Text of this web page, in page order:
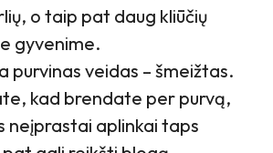
o taip pat daug kliūčių
gyvenime.
purvinas veidas – šmeižtas.
kad brendate per purvą,
neįprastai aplinkai taps